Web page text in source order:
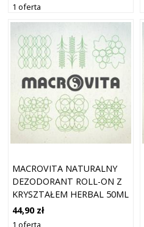
1 oferta
MACROVITA NATURALNY
DEZODORANT ROLL-ON Z
KRYSZTAŁEM HERBAL 50ML
44,90 zł
1 oferta